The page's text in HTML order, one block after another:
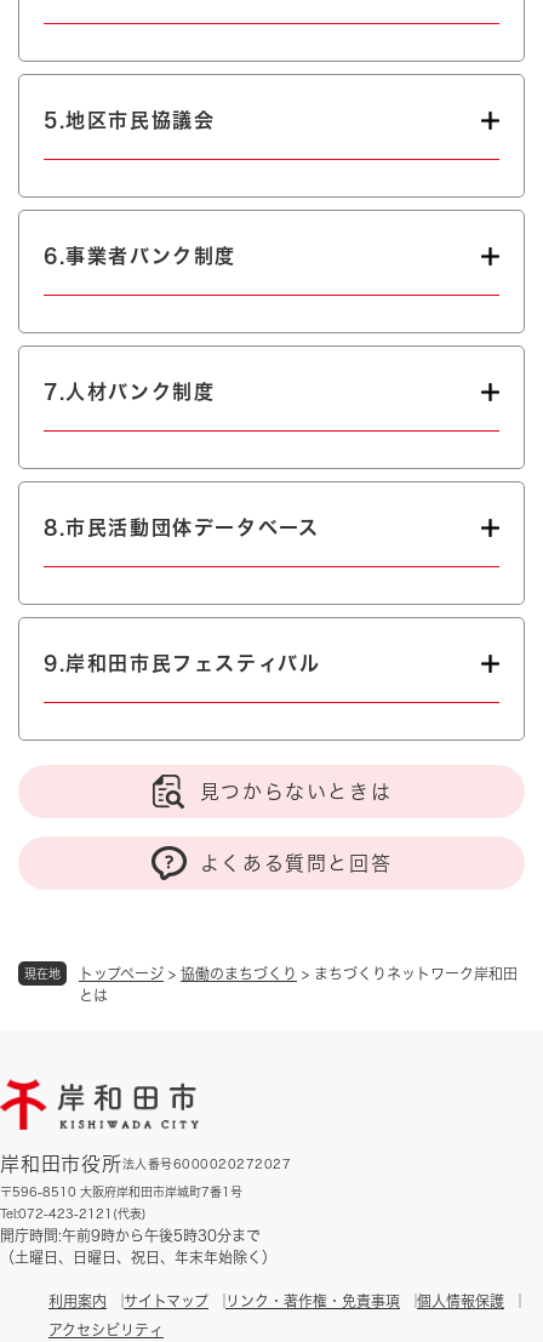
現在地 トップページ > 協働のまちづくり > まちづくりネットワーク岸和田
とは
5.地区市民協議会
6.事業者バンク制度
7.人材バンク制度
8.市民活動団体データベース
9.岸和田市民フェスティバル
見つからないときは
よくある質問と回答
岸和田市役所法人番号6000020272027
〒596-8510 大阪府岸和田市岸城町7番1号
Tel:072-423-2121(代表)
開庁時間:午前9時から午後5時30分まで
（土曜日、日曜日、祝日、年末年始除く）
利用案内 サイトマップ リンク・著作権・免責事項
個人情報保護
アクセシビリティ